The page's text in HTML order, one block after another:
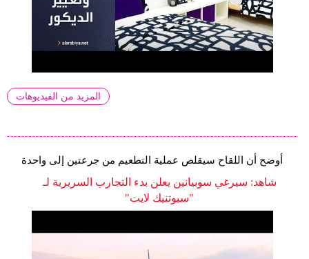
المزيد من الفيديوهات
أوضح أن اللقاح سيقلص عملية التطعيم من جرعتين إلى واحدة
شاهد: سيرغي سوبيانين يعلن بدء التجارب السريرية لـ
"سبوتنيك لايت"